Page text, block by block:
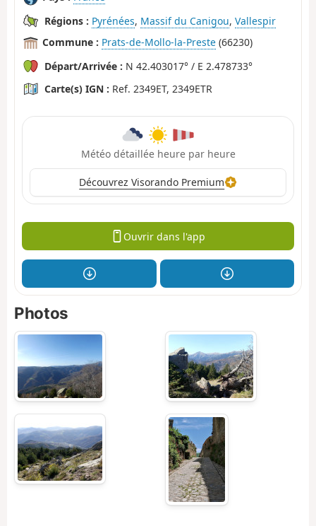
Régions : Pyrénées, Massif du Canigou, Vallespir
Commune : Prats-de-Mollo-la-Preste (66230)
Départ/Arrivée : N 42.403017° / E 2.478733°
Carte(s) IGN : Ref. 2349ET, 2349ETR
Météo détaillée heure par heure
Découvrez Visorando Premium
Ouvrir dans l'app
Photos